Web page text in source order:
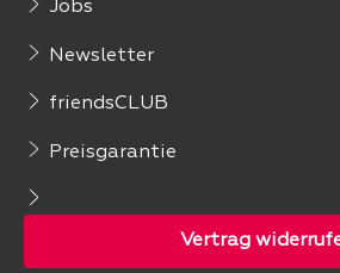
Jobs
Newsletter
friendsCLUB
Preisgarantie